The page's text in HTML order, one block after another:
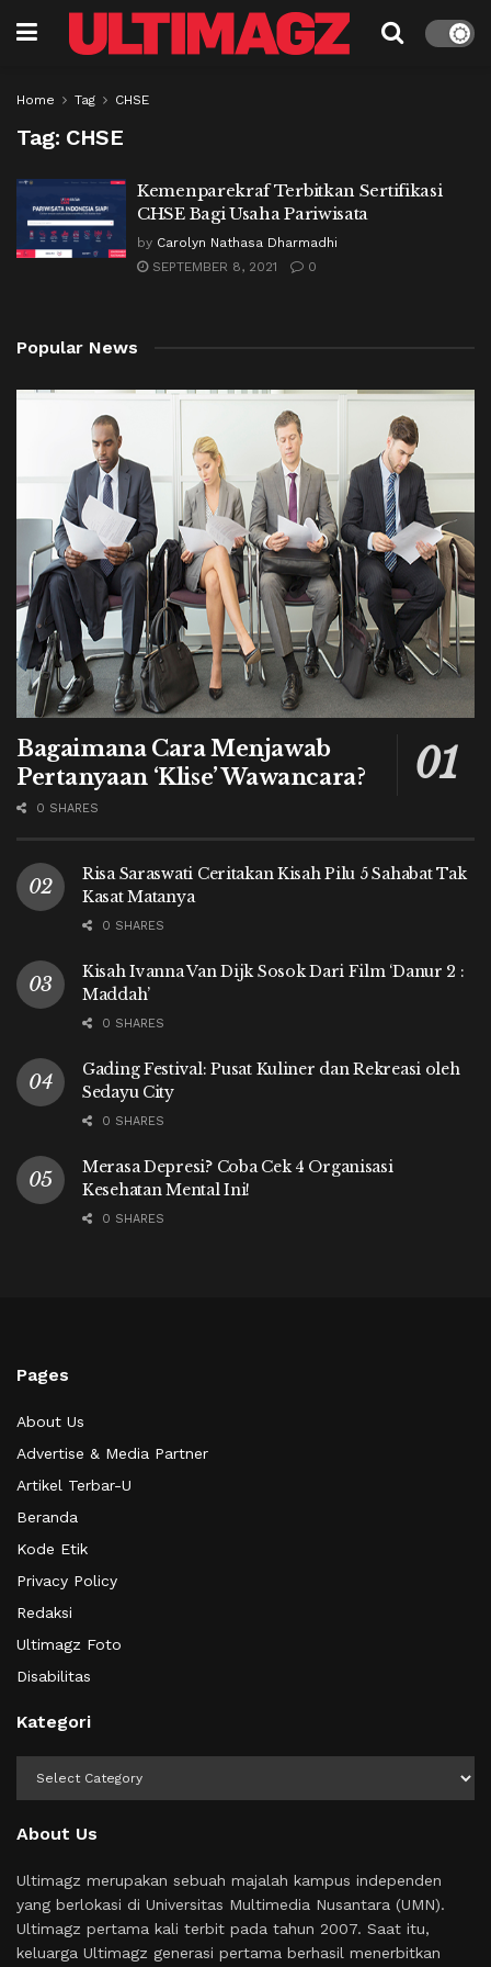
Home Tag CHSE
Tag: CHSE
Kemenparekraf Terbitkan Sertifikasi
CHSE Bagi Usaha Pariwisata
by Carolyn Nathasa Dharmadhi
SEPTEMBER 8, 2021
0
Popular News
Bagaimana Cara Menjawab
Pertanyaan ‘Klise’ Wawancara?
0 SHARES
Risa Saraswati Ceritakan Kisah Pilu 5 Sahabat Tak
Kasat Matanya
0 SHARES
Kisah Ivanna Van Dijk Sosok Dari Film ‘Danur 2 :
Maddah’
0 SHARES
Gading Festival: Pusat Kuliner dan Rekreasi oleh
Sedayu City
0 SHARES
Merasa Depresi? Coba Cek 4 Organisasi
Kesehatan Mental Ini!
0 SHARES
Pages
About Us
Advertise & Media Partner
Artikel Terbar-U
Beranda
Kode Etik
Privacy Policy
Redaksi
Ultimagz Foto
Disabilitas
Kategori
About Us
Ultimagz merupakan sebuah majalah kampus independen
yang berlokasi di Universitas Multimedia Nusantara (UMN).
Ultimagz pertama kali terbit pada tahun 2007. Saat itu,
keluarga Ultimagz generasi pertama berhasil menerbitkan